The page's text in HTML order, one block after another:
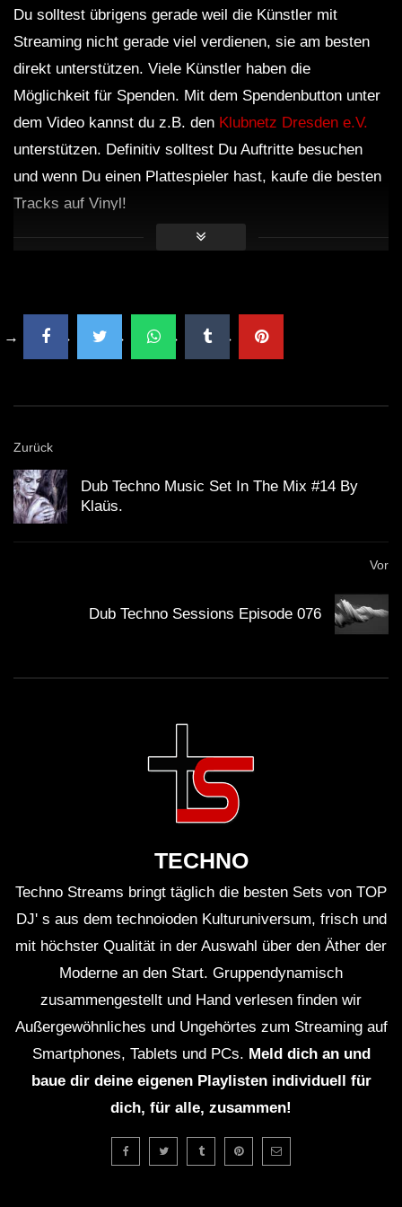
Dub Techno live jamming, rehearsal
14th October
#8 [2021]
Dub Techno Sessions Episode 092
Muzaikfm 029
Deep DUB TECHNO || Selection 003 ||
Dub Techno Music Set # 44 By Klaüs.
KIRILL MATVEEV – Deep and Dub
techno mix – Muzaikfm 043
Dub Techno Session #27
Du solltest übrigens gerade weil die Künstler mit
Streaming nicht gerade viel verdienen, sie am besten
direkt unterstützen. Viele Künstler haben die
Möglichkeit für Spenden. Mit dem Spendenbutton unter
dem Video kannst du z.B. den Klubnetz Dresden e.V.
unterstützen. Definitiv solltest Du Auftritte besuchen
und wenn Du einen Plattespieler hast, kaufe die besten
Tracks auf Vinyl!
Zurück
Dub Techno Music Set In The Mix #14 By
Klaüs.
Vor
Dub Techno Sessions Episode 076
TECHNO
Techno Streams bringt täglich die besten Sets von TOP
DJ' s aus dem technoioden Kulturuniversum, frisch und
mit höchster Qualität in der Auswahl über den Äther der
Moderne an den Start. Gruppendynamisch
zusammengestellt und Hand verlesen finden wir
Außergewöhnliches und Ungehörtes zum Streaming auf
Smartphones, Tablets und PCs. Meld dich an und
baue dir deine eigenen Playlisten individuell für
dich, für alle, zusammen!